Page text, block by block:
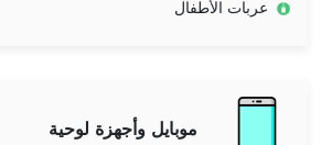
عربات الأطفال
موبايل وأجهزة لوحية